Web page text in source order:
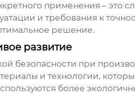
применения – это
и требования к
решение.
развитие
безопасности при
и технологии,
более